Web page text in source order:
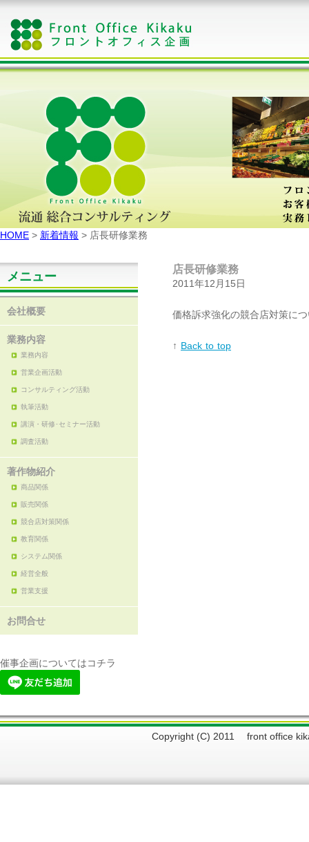
HOME > 新着情報 > 店長研修業務
メニュー
会社概要
業務内容
業務内容
営業企画活動
コンサルティング活動
執筆活動
講演・研修･セミナー活動
調査活動
著作物紹介
商品関係
販売関係
競合店対策関係
教育関係
システム関係
経営全般
営業支援
お問合せ
催事企画についてはコチラ
店長研修業務
2011年12月15日
価格訴求強化の競合店対策に
↑ Back to top
Copyright (C) 2011 front office